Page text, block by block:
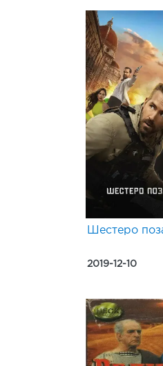
Шестеро
2019-12-10